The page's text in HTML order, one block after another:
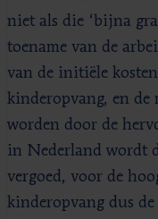
niet als die ‘bijna
toename van de
van de initiële
kinderopvang, en de
worden door de
in Nederland wordt
vergoed, voor de
kinderopvang dus de